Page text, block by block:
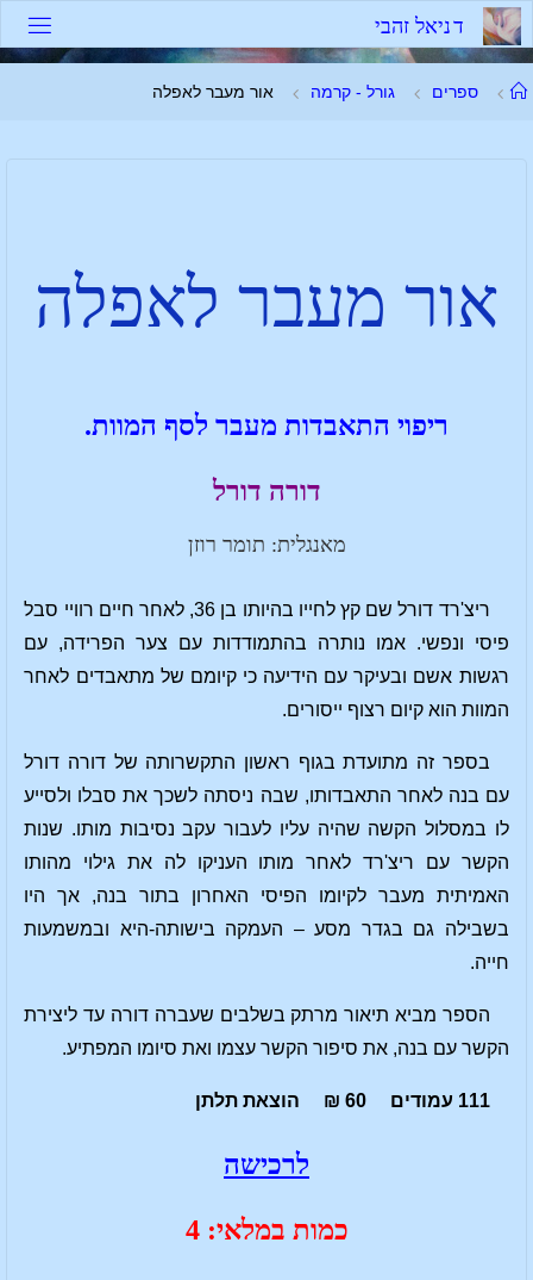
דניאל זהבי
ספרים גורל - קרמה אור מעבר לאפלה
אור מעבר לאפלה
ריפוי התאבדות מעבר לסף המוות.
דורה דורל
מאנגלית: תומר רוזן
ריצ'רד דורל שם קץ לחייו בהיותו בן 36, לאחר חיים רוויי סבל
פיסי ונפשי. אמו נותרה בהתמודדות עם צער הפרידה, עם
רגשות אשם ובעיקר עם הידיעה כי קיומם של מתאבדים לאחר
המוות הוא קיום רצוף ייסורים.
בספר זה מתועדת בגוף ראשון התקשרותה של דורה דורל
עם בנה לאחר התאבדותו, שבה ניסתה לשכך את סבלו ולסייע
לו במסלול הקשה שהיה עליו לעבור עקב נסיבות מותו. שנות
הקשר עם ריצ'רד לאחר מותו העניקו לה את גילוי מהותו
האמיתית מעבר לקיומו הפיסי האחרון בתור בנה, אך היו
בשבילה גם בגדר מסע – העמקה בישותה-היא ובמשמעות
חייה.
הספר מביא תיאור מרתק בשלבים שעברה דורה עד ליצירת
הקשר עם בנה, את סיפור הקשר עצמו ואת סיומו המפתיע.
111 עמודים 60 ₪ הוצאת תלתן
לרכישה
כמות במלאי: 4